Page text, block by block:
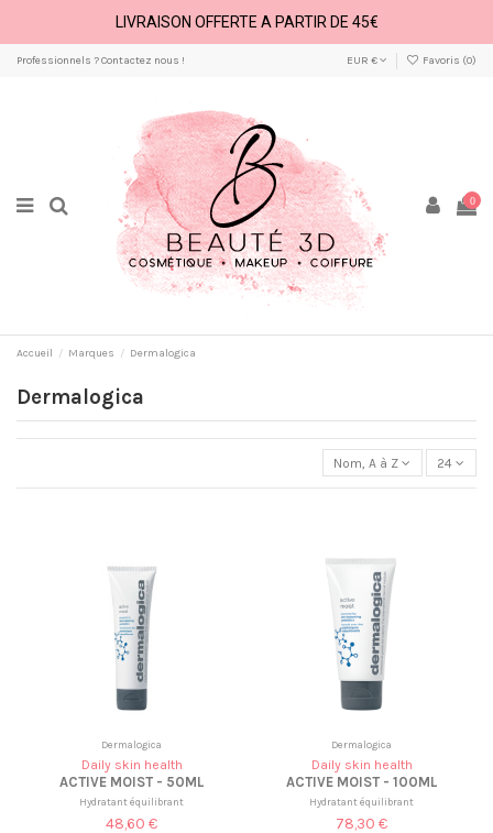
LIVRAISON OFFERTE A PARTIR DE 45€
Professionnels ? Contactez nous ! EUR € Favoris (0)
0
Accueil Marques Dermalogica
Dermalogica
Nom, A à Z 24
Dermalogica
Daily skin health
ACTIVE MOIST - 50ML
Hydratant équilibrant
48,60 €
Dermalogica
Daily skin health
ACTIVE MOIST - 100ML
Hydratant équilibrant
78,30 €